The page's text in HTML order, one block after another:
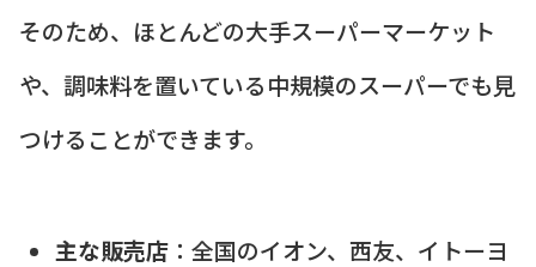
そのため、ほとんどの大手スーパーマーケット
や、調味料を置いている中規模のスーパーでも見
つけることができます。
主な販売店：全国のイオン、西友、イトーヨ